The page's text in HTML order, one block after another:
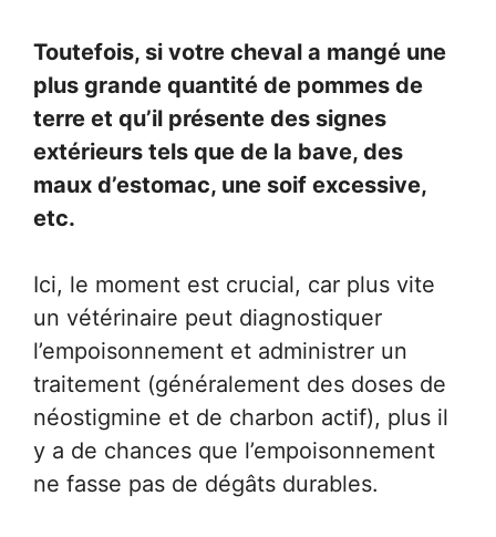
Toutefois, si votre cheval a mangé une
plus grande quantité de pommes de
terre et qu’il présente des signes
extérieurs tels que de la bave, des
maux d’estomac, une soif excessive,
etc.
Ici, le moment est crucial, car plus vite
un vétérinaire peut diagnostiquer
l’empoisonnement et administrer un
traitement (généralement des doses de
néostigmine et de charbon actif), plus il
y a de chances que l’empoisonnement
ne fasse pas de dégâts durables.